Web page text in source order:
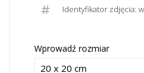
Identyfikator zdjęcia:
Wprowadź rozmiar